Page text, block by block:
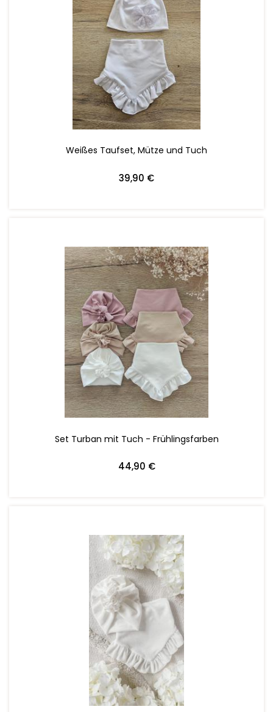
Weißes Taufset, Mütze und Tuch
39,90 €
ZUM WARENKORB HINZUFÜGEN
Set Turban mit Tuch - Frühlingsfarben
44,90 €
ZUM WARENKORB HINZUFÜGEN
ZUM WARENKORB HINZUFÜGEN